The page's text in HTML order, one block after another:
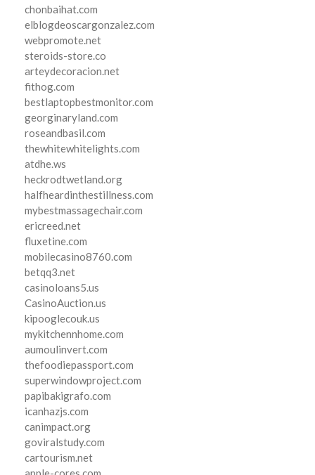
chonbaihat.com
elblogdeoscargonzalez.com
webpromote.net
steroids-store.co
arteydecoracion.net
fithog.com
bestlaptopbestmonitor.com
georginaryland.com
roseandbasil.com
thewhitewhitelights.com
atdhe.ws
heckrodtwetland.org
halfheardinthestillness.com
mybestmassagechair.com
ericreed.net
fluxetine.com
mobilecasino8760.com
betqq3.net
casinoloans5.us
CasinoAuction.us
kipooglecouk.us
mykitchennhome.com
aumoulinvert.com
thefoodiepassport.com
superwindowproject.com
papibakigrafo.com
icanhazjs.com
canimpact.org
goviralstudy.com
cartourism.net